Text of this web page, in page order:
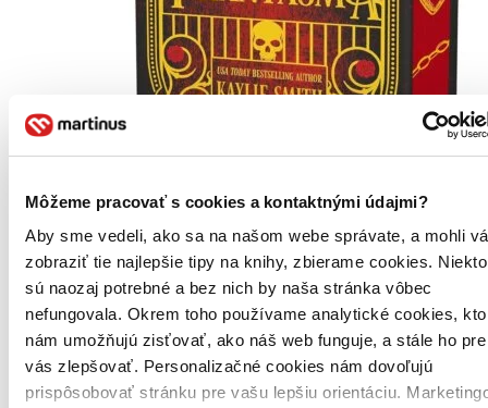
Môžeme pracovať s cookies a kontaktnými údajmi?
Aby sme vedeli, ako sa na našom webe správate, a mohli
zobraziť tie najlepšie tipy na knihy, zbierame cookies.
sú naozaj potrebné a bez nich by naša stránka vôbec
nefungovala. Okrem toho používame analytické cookies,
nám umožňujú zisťovať, ako náš web funguje, a stále ho pre
vás zlepšovať. Personalizačné cookies nám dovoľujú
prispôsobovať stránku pre vašu lepšiu orientáciu.
Angličtina, 2025
Do 1 – 5 dní
Tento produkt momentálne nemáme na sklade, ale zvyčajne
vám ho vieme zabezpečiť a odoslať do 1 – 5 dní. A
posnažíme sa aj trochu rýchlejšie!
29,80 €